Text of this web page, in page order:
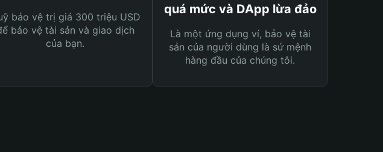
bảo vệ trị giá 300 triệu USD
bảo vệ tài sản và giao dịch
của bạn.
quá mức và DApp lừa đảo
Là một ứng dụng ví, bảo vệ tài
sản của người dùng là sứ mệnh
hàng đầu của chúng tôi.